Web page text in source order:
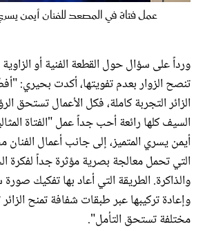
عمل فتاة في المصعد للفنان أيمن
ورداً على سؤال حول القطعة الفنية أو
تنصح الزوار بعدم تفويتها، أكدت بحيري:
الزائر التجربة كاملة، فكل الأعمال تستحق
السيف كلها رائعة أحب جداً عمل "الفتاة
أيمن يسري المتميز، إلى جانب أعمال الفنان
التي تحمل معالجة بصرية مؤثرة جداً لفكرة
والذاكرة. الطريقة التي أعاد بها تفكيك
وإعادة تركيبها عبر طبقات شفافة تمنح
مختلفة تستحق التأمل".